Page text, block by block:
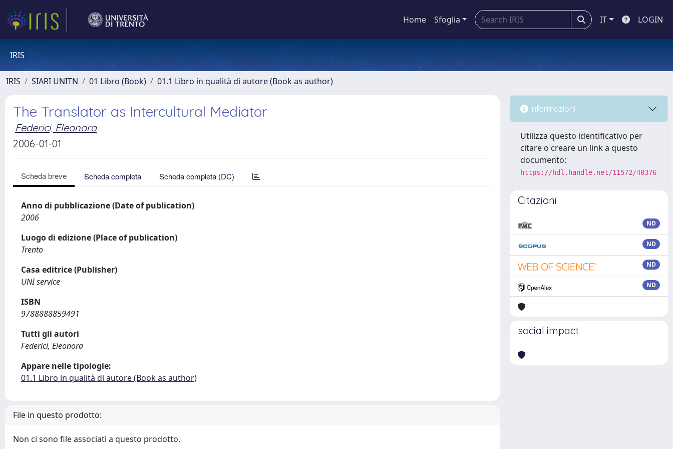
Home Sfoglia IT LOGIN
IRIS
IRIS SIARI UNITN 01 Libro (Book) 01.1 Libro in qualità di autore (Book as author)
The Translator as Intercultural Mediator
Federici, Eleonora
2006-01-01
Scheda breve Scheda completa Scheda completa (DC)
Anno di pubblicazione (Date of publication)
2006
Luogo di edizione (Place of publication)
Trento
Casa editrice (Publisher)
UNI service
ISBN
9788888859491
Tutti gli autori
Federici, Eleonora
Appare nelle tipologie:
01.1 Libro in qualità di autore (Book as author)
File in questo prodotto:
Non ci sono file associati a questo prodotto.
Informazioni
Utilizza questo identificativo per
citare o creare un link a questo
documento:
https://hdl.handle.net/11572/40376
Citazioni
ND
ND
ND
ND
social impact